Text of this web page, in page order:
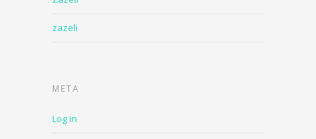
zazeli
META
Log in